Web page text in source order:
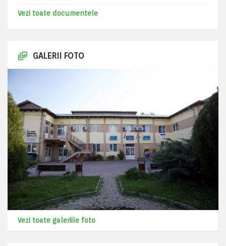
Vezi toate documentele
GALERII FOTO
Vezi toate galeriile foto